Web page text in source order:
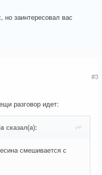
но заинтересовал вас
#3
разговор идет:
сказал(а):
смешивается с